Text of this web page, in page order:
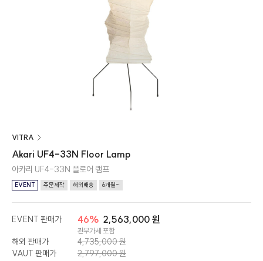
VITRA
Akari UF4-33N Floor Lamp
아카리 UF4-33N 플로어 램프
EVENT 주문제작 해외배송 6개월~
해외 판매가
4,735,000 원
VAUT 판매가
2,797,000 원
EVENT 판매가 46% 2,563,000 원
관부가세 포함